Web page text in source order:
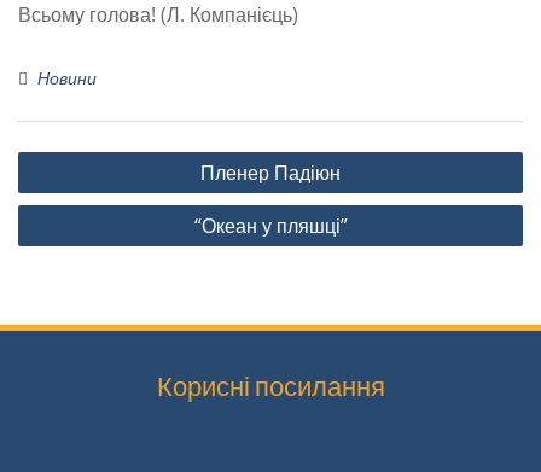
Всьому голова! (Л. Компанієць)
Новини
Навігація
записів
Пленер Падіюн
“Океан у пляшці”
Корисні посилання